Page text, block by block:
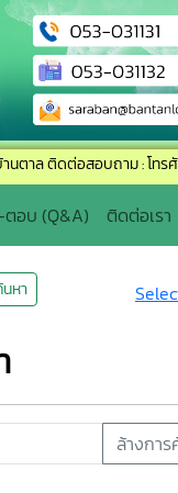
ต่อสอบถาม : โทรศัพท์ :
อบ (Q&A) ติดต่อเรา
หา
ล้างการ